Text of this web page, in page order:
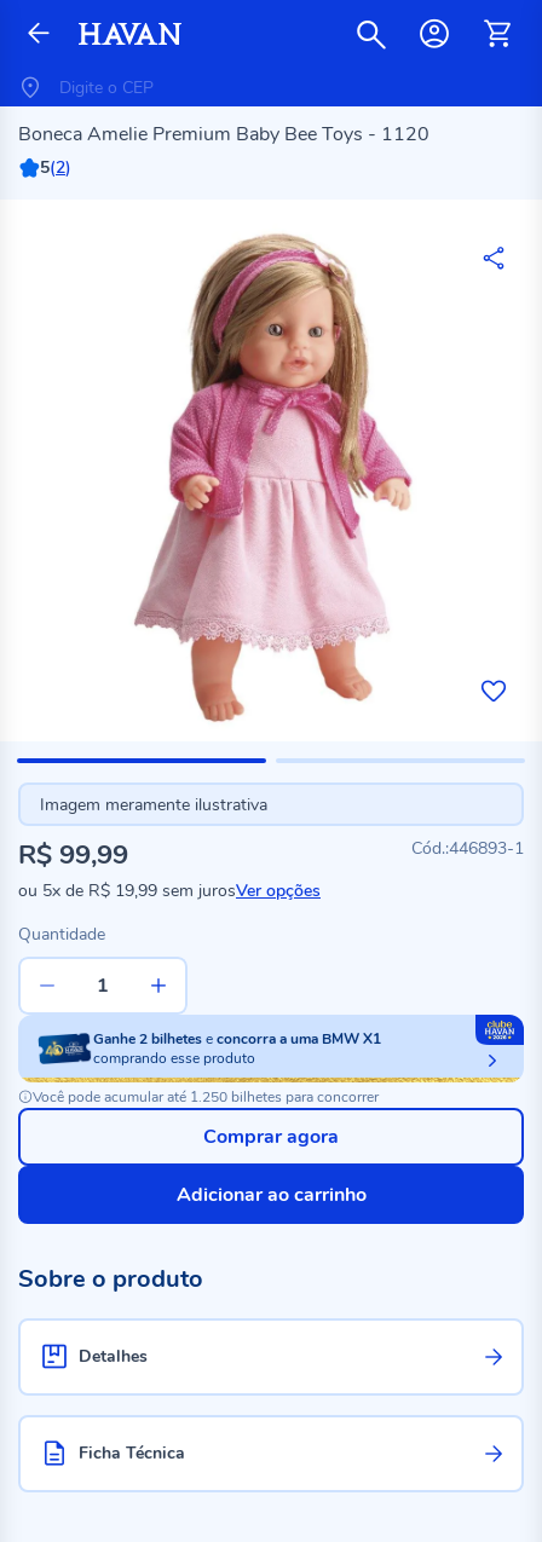
Boneca Amelie Premium Baby Bee Toys - 1120
5(2)
Imagem meramente ilustrativa
446893-1
R$ 99,99
ou 5x de R$ 19,99 sem jurosVer opções
Quantidade
Ganhe2bilheteseconcorra a uma BMW X1
comprando esse produto
Você pode acumular até 1.250 bilhetes para concorrer
Adicionar ao carrinho
Comprar agora
Sobre o produto
Detalhes
Ficha Técnica